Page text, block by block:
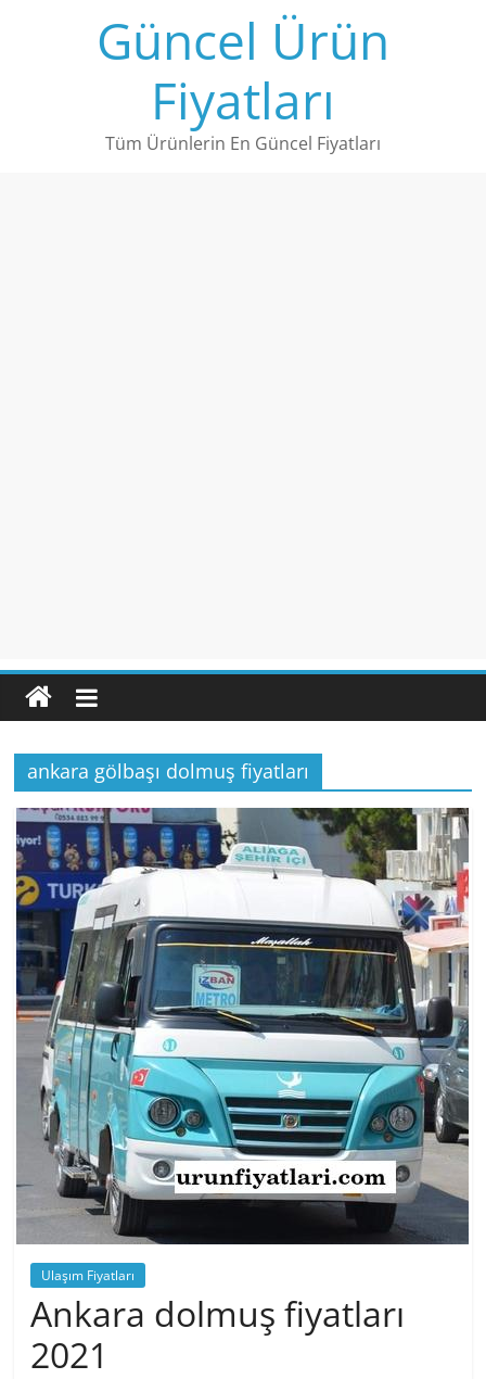
Güncel Ürün
Fiyatları
Tüm Ürünlerin En Güncel Fiyatları
ankara gölbaşı dolmuş fiyatları
Ulaşım Fiyatları
Ankara dolmuş fiyatları
2021